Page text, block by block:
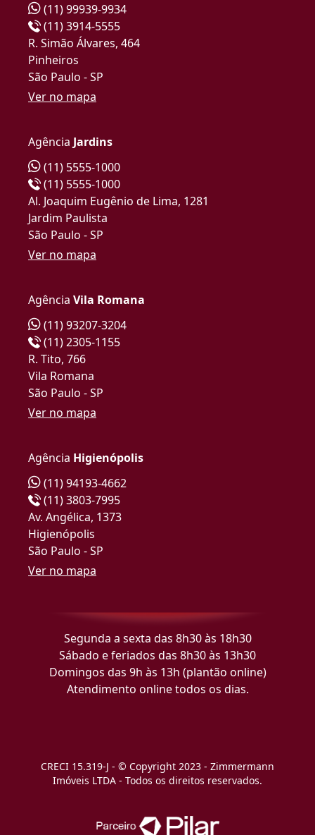
(11) 99939-9934
(11) 3914-5555
R. Simão Álvares, 464
Pinheiros
São Paulo - SP
Ver no mapa
Agência Jardins
(11) 5555-1000
(11) 5555-1000
Al. Joaquim Eugênio de Lima, 1281
Jardim Paulista
São Paulo - SP
Ver no mapa
Agência Vila Romana
(11) 93207-3204
(11) 2305-1155
R. Tito, 766
Vila Romana
São Paulo - SP
Ver no mapa
Agência Higienópolis
(11) 94193-4662
(11) 3803-7995
Av. Angélica, 1373
Higienópolis
São Paulo - SP
Ver no mapa
Segunda a sexta das 8h30 às 18h30
Sábado e feriados das 8h30 às 13h30
Domingos das 9h às 13h (plantão online)
Atendimento online todos os dias.
CRECI 15.319-J - © Copyright 2023 - Zimmermann
Imóveis LTDA - Todos os direitos reservados.